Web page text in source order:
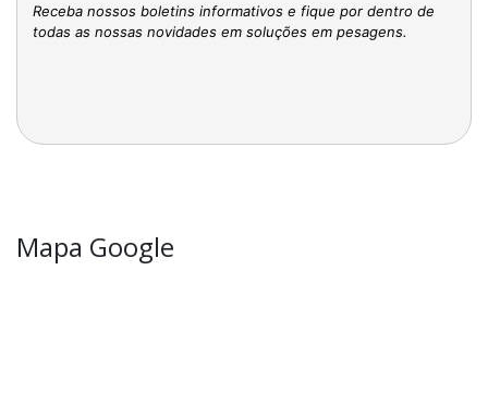
Receba nossos boletins informativos e fique por dentro de
todas as nossas novidades em soluções em pesagens.
Mapa Google